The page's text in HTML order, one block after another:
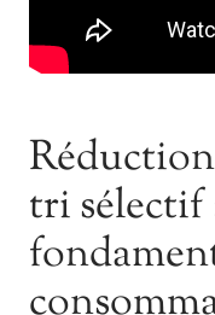
tri sélectif